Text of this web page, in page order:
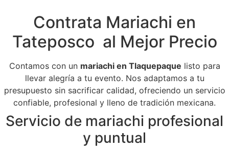
Contrata Mariachi en
Tateposco al Mejor Precio
Contamos con un mariachi en Tlaquepaque listo para
llevar alegría a tu evento. Nos adaptamos a tu
presupuesto sin sacrificar calidad, ofreciendo un servicio
confiable, profesional y lleno de tradición mexicana.
Servicio de mariachi profesional
y puntual